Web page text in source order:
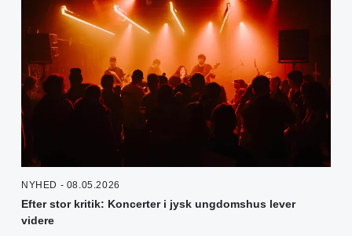
NYHED - 08.05.2026
Efter stor kritik: Koncerter i jysk ungdomshus lever
videre